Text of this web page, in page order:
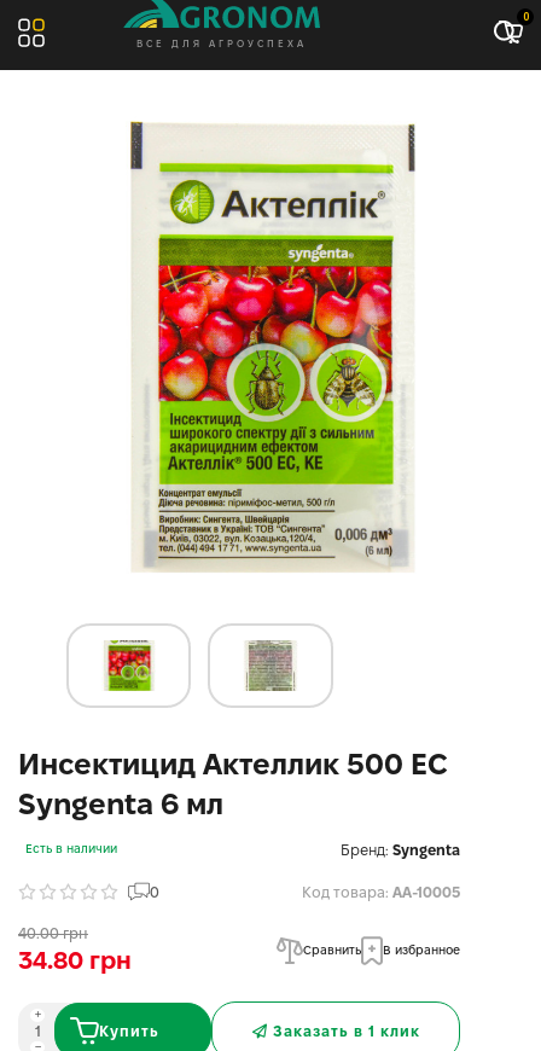
ВСЕ ДЛЯ АГРОУСПЕХА
0
Инсектицид Актеллик 500 ЕС
Syngenta 6 мл
Есть в наличии Бренд: Syngenta
0 Код товара: AA-10005
40.00 грн
34.80 грн Сравнить В избранное
Купить Заказать в 1 клик